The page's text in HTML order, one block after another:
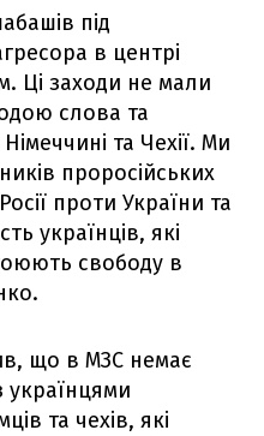
під
в центрі
Ці заходи не мали
слова та
та Чехії. Ми
проросійських
проти України та
українців, які
свободу в
що в МЗС немає
українцями
та чехів, які